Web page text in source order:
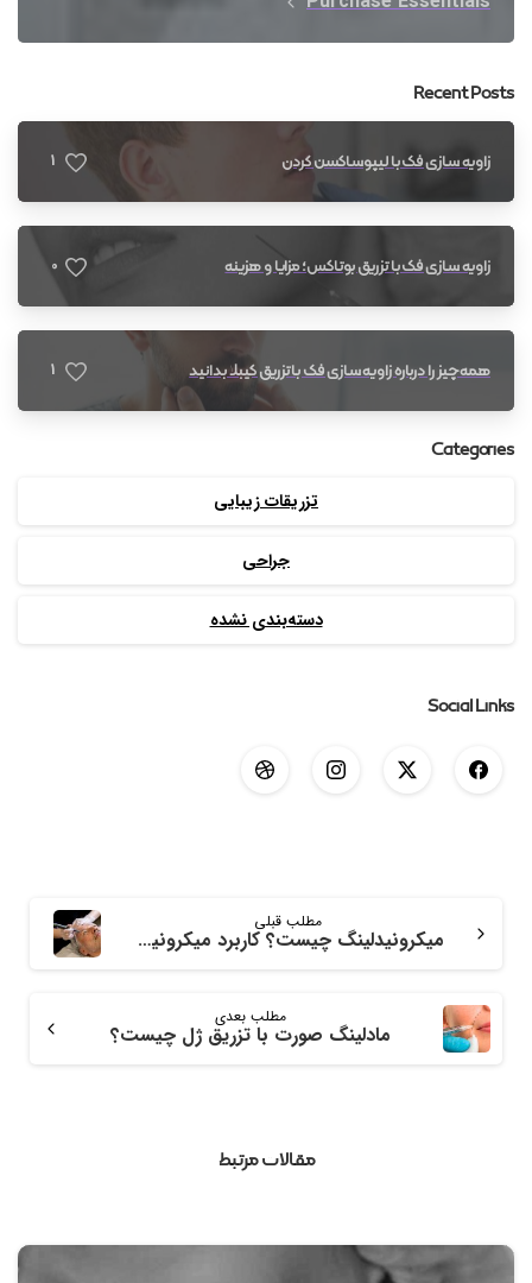
Recent Posts
زاویه سازی فک با لیپوساکشن گردن 1
زاویه سازی فک با تزریق بوتاکس؛ مزایا و هزینه 0
همه چیز را درباره زاویه سازی فک با تزریق کیبلا بدانید 1
Categories
تزریقات زیبایی
جراحی
دسته‌بندی نشده
Social Links
مطلب قبلی
میکرونیدلینگ چیست؟ کاربرد میکرونیدلینگ و عوارض آن
مطلب بعدی
مادلینگ صورت با تزریق ژل چیست؟
مقالات مرتبط